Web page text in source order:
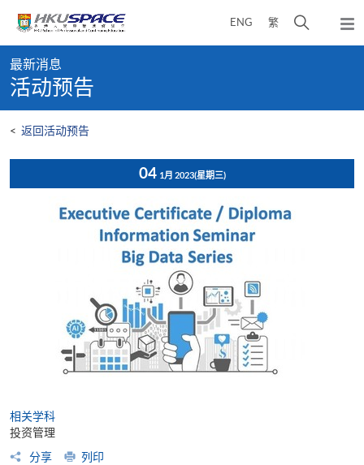
content
ENG 繁
开
弹
出
content
start
最新消息
活动预告
< 返回活动预告
04 1月 2023(星期三)
相关学科
投资管理
分享
列印